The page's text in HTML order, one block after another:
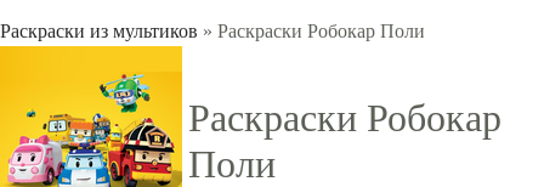
Раскраски из мультиков » Раскраски Робокар Поли
Раскраски Робокар
Поли